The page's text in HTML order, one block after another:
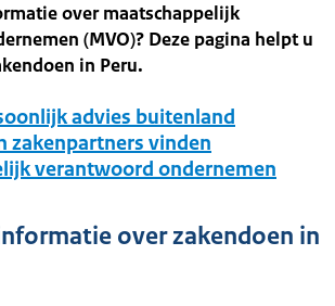
over maatschappelijk
(MVO)? Deze pagina helpt u
in Peru.
advies buitenland
zakenpartners vinden
verantwoord ondernemen
over zakendoen in